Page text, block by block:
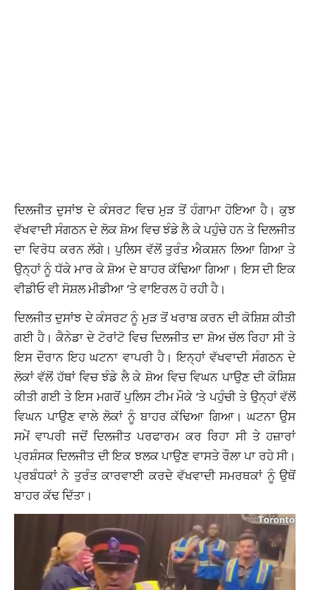
ਦਿਲਜੀਤ ਦੁਸਾਂਝ ਦੇ ਕੰਸਰਟ ਵਿਚ ਮੁੜ ਤੋਂ ਹੰਗਾਮਾ ਹੋਇਆ ਹੈ। ਕੁਝ
ਵੱਖਵਾਦੀ ਸੰਗਠਨ ਦੇ ਲੋਕ ਸ਼ੋਅ ਵਿਚ ਝੰਡੇ ਲੈ ਕੇ ਪਹੁੰਚੇ ਹਨ ਤੇ ਦਿਲਜੀਤ
ਦਾ ਵਿਰੋਧ ਕਰਨ ਲੱਗੇ। ਪੁਲਿਸ ਵੱਲੋਂ ਤੁਰੰਤ ਐਕਸ਼ਨ ਲਿਆ ਗਿਆ ਤੇ
ਉਨ੍ਹਾਂ ਨੂੰ ਧੱਕੇ ਮਾਰ ਕੇ ਸ਼ੋਅ ਦੇ ਬਾਹਰ ਕੱਢਿਆ ਗਿਆ। ਇਸ ਦੀ ਇਕ
ਵੀਡੀਓ ਵੀ ਸੋਸ਼ਲ ਮੀਡੀਆ ‘ਤੇ ਵਾਇਰਲ ਹੋ ਰਹੀ ਹੈ।
ਦਿਲਜੀਤ ਦੁਸਾਂਝ ਦੇ ਕੰਸਰਟ ਨੂੰ ਮੁੜ ਤੋਂ ਖਰਾਬ ਕਰਨ ਦੀ ਕੋਸ਼ਿਸ਼ ਕੀਤੀ
ਗਈ ਹੈ। ਕੈਨੇਡਾ ਦੇ ਟੋਰਾਂਟੋ ਵਿਚ ਦਿਲਜੀਤ ਦਾ ਸ਼ੋਅ ਚੱਲ ਰਿਹਾ ਸੀ ਤੇ
ਇਸ ਦੌਰਾਨ ਇਹ ਘਟਨਾ ਵਾਪਰੀ ਹੈ। ਇਨ੍ਹਾਂ ਵੱਖਵਾਦੀ ਸੰਗਠਨ ਦੇ
ਲੋਕਾਂ ਵੱਲੋਂ ਹੱਥਾਂ ਵਿਚ ਝੰਡੇ ਲੈ ਕੇ ਸ਼ੋਅ ਵਿਚ ਵਿਘਨ ਪਾਉਣ ਦੀ ਕੋਸ਼ਿਸ਼
ਕੀਤੀ ਗਈ ਤੇ ਇਸ ਮਗਰੋਂ ਪੁਲਿਸ ਟੀਮ ਮੌਕੇ ‘ਤੇ ਪਹੁੰਚੀ ਤੇ ਉਨ੍ਹਾਂ ਵੱਲੋਂ
ਵਿਘਨ ਪਾਉਣ ਵਾਲੇ ਲੋਕਾਂ ਨੂੰ ਬਾਹਰ ਕੱਢਿਆ ਗਿਆ। ਘਟਨਾ ਉਸ
ਸਮੇਂ ਵਾਪਰੀ ਜਦੋਂ ਦਿਲਜੀਤ ਪਰਫਾਰਮ ਕਰ ਰਿਹਾ ਸੀ ਤੇ ਹਜ਼ਾਰਾਂ
ਪ੍ਰਸ਼ੰਸਕ ਦਿਲਜੀਤ ਦੀ ਇਕ ਝਲਕ ਪਾਉਣ ਵਾਸਤੇ ਰੌਲਾ ਪਾ ਰਹੇ ਸੀ।
ਪ੍ਰਬੰਧਕਾਂ ਨੇ ਤੁਰੰਤ ਕਾਰਵਾਈ ਕਰਦੇ ਵੱਖਵਾਦੀ ਸਮਰਥਕਾਂ ਨੂੰ ਉਥੋਂ
ਬਾਹਰ ਕੱਢ ਦਿੱਤਾ।